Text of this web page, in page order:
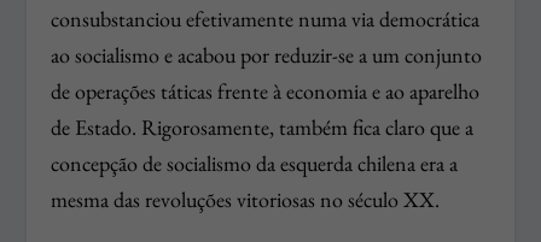
consubstanciou efetivamente numa via democrática
ao socialismo e acabou por reduzir-se a um conjunto
de operações táticas frente à economia e ao aparelho
de Estado. Rigorosamente, também fica claro que a
concepção de socialismo da esquerda chilena era a
mesma das revoluções vitoriosas no século XX.